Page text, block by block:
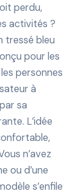
perdu,
activités ?
tressé bleu
pour les
personnes
à
sa
L’idée
n’avez
ou d’une
s’enfile